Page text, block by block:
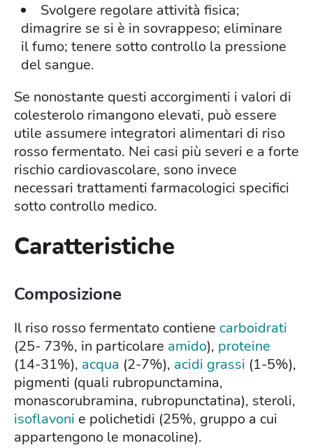
Svolgere regolare attività fisica;
dimagrire se si è in sovrappeso; eliminare
il fumo; tenere sotto controllo la pressione
del sangue.
Se nonostante questi accorgimenti i valori di
colesterolo rimangono elevati, può essere
utile assumere integratori alimentari di riso
rosso fermentato. Nei casi più severi e a forte
rischio cardiovascolare, sono invece
necessari trattamenti farmacologici specifici
sotto controllo medico.
Caratteristiche
Composizione
Il riso rosso fermentato contiene carboidrati
(25- 73%, in particolare amido), proteine
(14-31%), acqua (2-7%), acidi grassi (1-5%),
pigmenti (quali rubropunctamina,
monascorubramina, rubropunctatina), steroli,
isoflavoni e polichetidi (25%, gruppo a cui
appartengono le monacoline).